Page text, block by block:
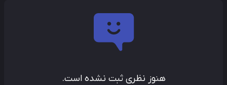
هنوز نظری ثبت نشده است.